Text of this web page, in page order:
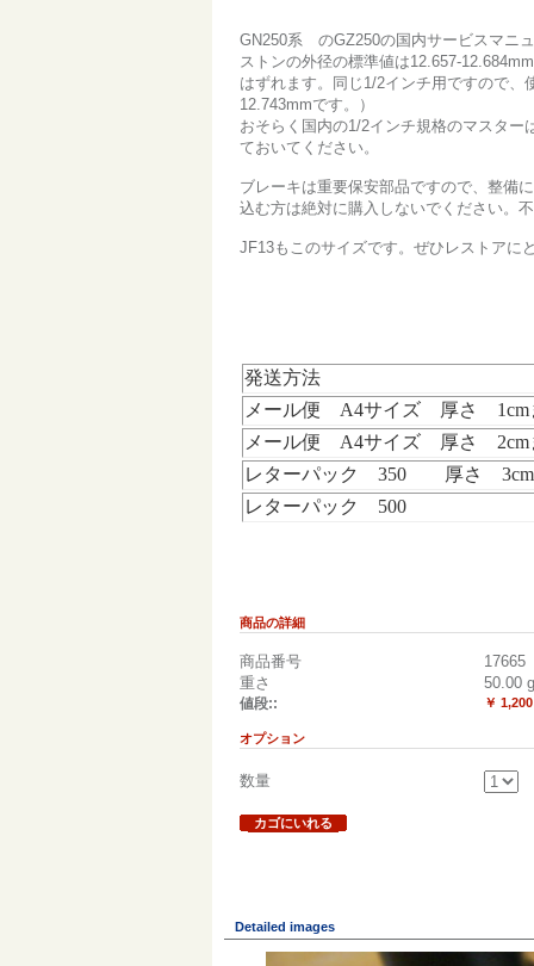
GN250系 のGZ250の国内サービスマニ
ストンの外径の標準値は12.657-
はずれます。同じ1/2インチ用ですので
12.743mmです。）
おそらく国内の1/2インチ規格のマスタ
ておいてください。
ブレーキは重要保安部品ですので、整
込む方は絶対に購入しないでください。
JF13もこのサイズです。ぜひレストアに
発送方法
メール便 A4サイズ 厚さ
メール便 A4サイズ 厚さ 2cm
レターパック 350 厚さ 3cm
レターパック 500
商品の詳細
商品番号
17665
重さ
50.00 g
値段:: ￥ 1,200
オプション
数量
カゴにいれる
Detailed images